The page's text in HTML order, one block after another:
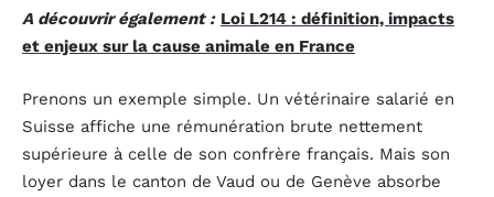
A découvrir également : Loi L214 : définition, impacts
et enjeux sur la cause animale en France
Prenons un exemple simple. Un vétérinaire salarié en
Suisse affiche une rémunération brute nettement
supérieure à celle de son confrère français. Mais son
loyer dans le canton de Vaud ou de Genève absorbe